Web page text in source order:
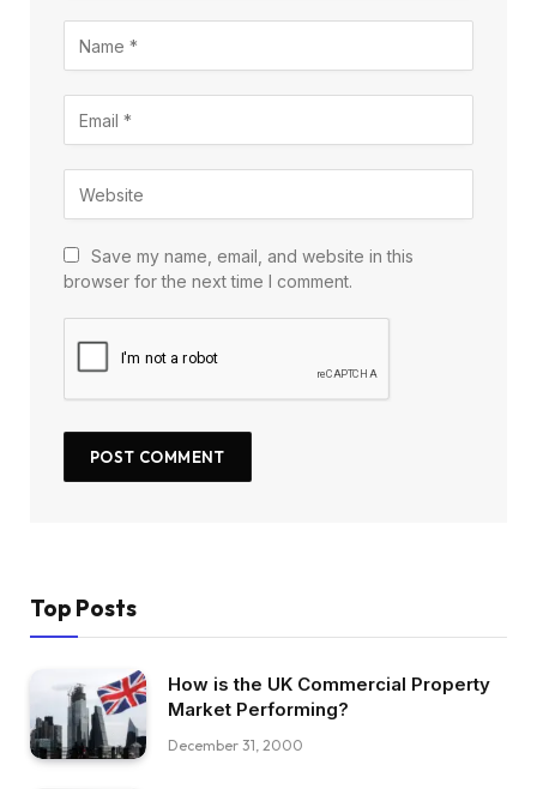
Save my name, email, and website in this
browser for the next time I comment.
Top Posts
How is the UK Commercial Property
Market Performing?
December 31, 2000